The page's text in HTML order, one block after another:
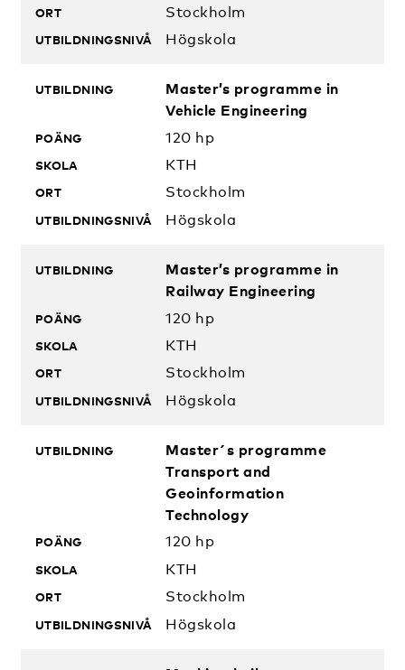
Stockholm
Högskola
Master’s programme in
Vehicle Engineering
120 hp
KTH
Stockholm
Högskola
Master’s programme in
Railway Engineering
120 hp
KTH
Stockholm
Högskola
Master´s programme
Transport and
Geoinformation
Technology
120 hp
KTH
Stockholm
Högskola